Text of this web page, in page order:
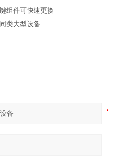
组件可快速更换
类大型设备